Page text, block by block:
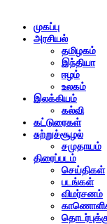
முகப்பு
அரசியல்
தமிழகம்
இந்தியா
ஈழம்
உலகம்
இலக்கியம்
கல்வி
கட்டுரைகள்
சுற்றுச்சூழல்
சமுதாயம்
திரைப்படம்
செய்திகள்
படங்கள்
விமர்சனம்